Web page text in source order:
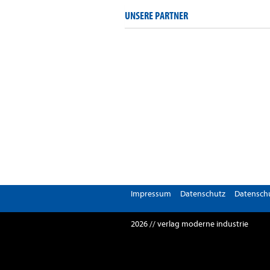
UNSERE PARTNER
Impressum Datenschutz
2026 // verlag moderne industrie